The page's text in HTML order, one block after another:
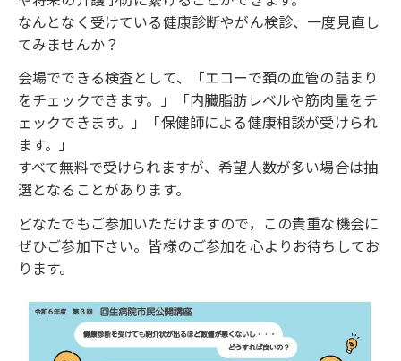
なんとなく受けている健康診断やがん検診、一度見直し
てみませんか？
会場でできる検査として、「エコーで頚の血管の詰まり
をチェックできます。」「内臓脂肪レベルや筋肉量をチ
ェックできます。」「保健師による健康相談が受けられ
ます。」
すべて無料で受けられますが、希望人数が多い場合は抽
選となることがあります。
どなたでもご参加いただけますので，この貴重な機会に
ぜひご参加下さい。皆様のご参加を心よりお待ちしてお
ります。